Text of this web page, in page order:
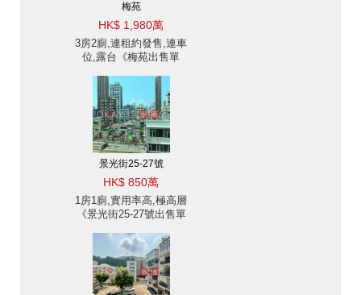
梅苑
HK$ 1,980萬
3房2廁,連租約發售,連車
位,露台《梅苑出售單
景光街25-27號
HK$ 850萬
1房1廁,實用率高,極高層
《景光街25-27號出售單